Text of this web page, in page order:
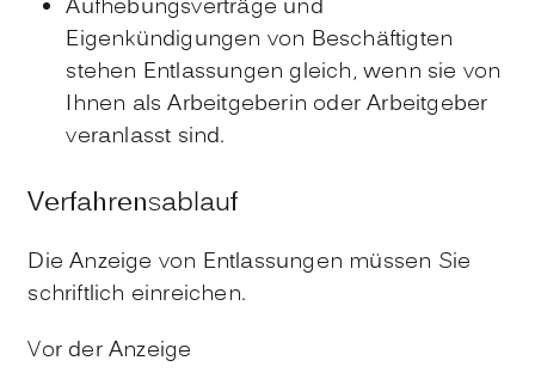
Aufhebungsverträge und
Eigenkündigungen von Beschäftigten
stehen Entlassungen gleich, wenn sie von
Ihnen als Arbeitgeberin oder Arbeitgeber
veranlasst sind.
Verfahrensablauf
Die Anzeige von Entlassungen müssen Sie
schriftlich einreichen.
Vor der Anzeige